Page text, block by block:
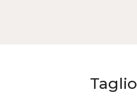
Taglio